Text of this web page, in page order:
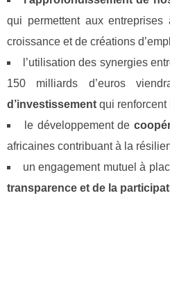
qui permettent aux
croissance et de créations
l’utilisation des synergies
150 milliards d’euros
d’investissement qui renforcent
le développement de
africaines contribuant à la
un engagement mutuel à
transparence et de la